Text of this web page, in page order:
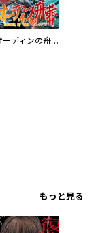
オーディンの舟葬 分冊版
もっと見る